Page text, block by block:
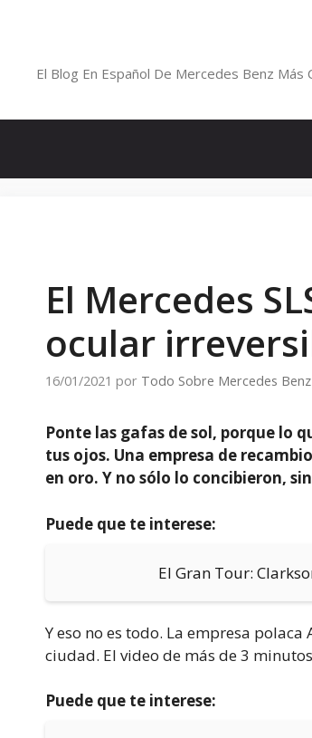
El Blog En Español De Mercedes Benz Más
El Mercedes
ocular
16/01/2021 por Todo Sobre Mercedes Benz
Ponte las gafas de sol, porque lo
tus ojos. Una empresa de
en oro. Y no sólo lo concibieron,
Puede que te interese:
El Gran Tour:
Y eso no es todo. La empresa
ciudad. El video de más de 3
Puede que te interese: